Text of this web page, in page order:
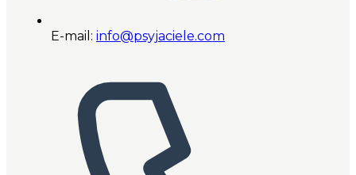
E-mail: info@psyjaciele.com